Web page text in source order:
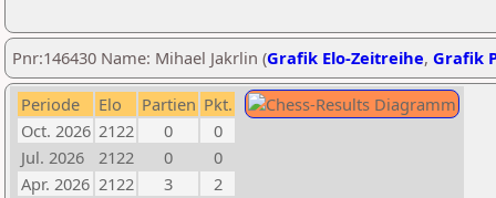
Pnr:146430 Name: Mihael Jakrlin (Grafik Elo-Zeitreihe, Grafik
Periode Elo Partien Pkt.
Oct. 2026 2122 0
0
Jul. 2026
2122 0
0
Apr. 2026 2122 3
2